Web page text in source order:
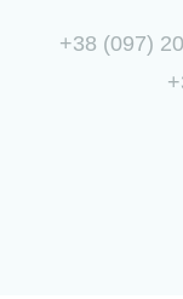
+38 (097)